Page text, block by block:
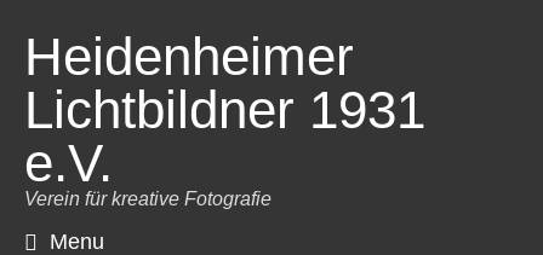
Heidenheimer
Lichtbildner 1931
e.V.
Verein für kreative Fotografie
Menu